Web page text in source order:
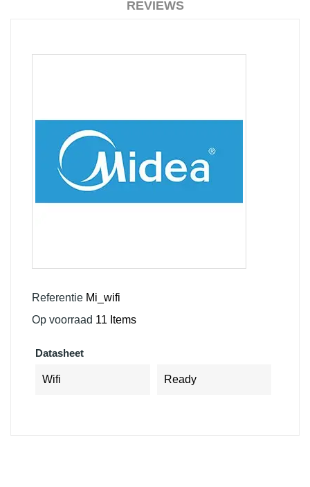
REVIEWS
Referentie Mi_wifi
Op voorraad 11 Items
Datasheet
Wifi Ready